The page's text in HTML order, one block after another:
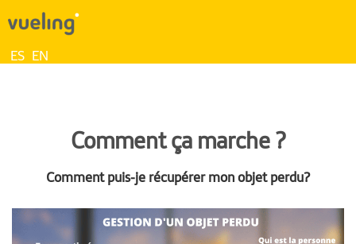
ES EN
Comment ça marche ?
Comment puis-je récupérer mon objet perdu?